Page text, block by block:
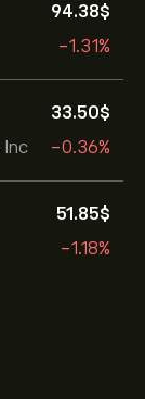
94.38‎$‎
-1.31%
Inc
33.50‎$‎
-0.36%
51.85‎$‎
-1.18%